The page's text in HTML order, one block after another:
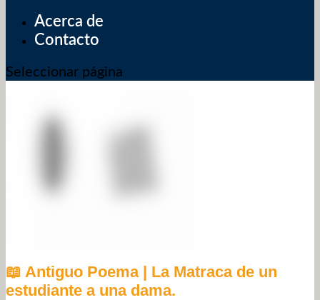
Acerca de
Contacto
Seleccionar página
📖 Antiguo Poema | La Matraca de un
estudiante a una dama.